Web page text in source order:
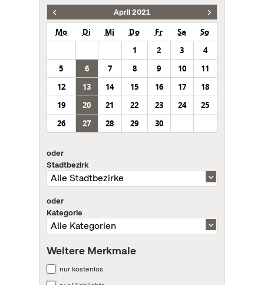
April 2021
Mo Di Mi Do Fr Sa
So
1
2 3
4
5
6 7 8 9 10
11
12
13 14 15 16 17
18
19
20 21 22 23 24
25
26
27 28 29 30
oder
Stadtbezirk
oder
Kategorie
Weitere Merkmale
nur kostenlos